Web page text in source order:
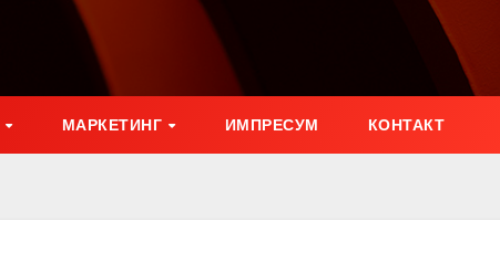
МАРКЕТИНГ ИМПРЕСУМ КОНТАКТ